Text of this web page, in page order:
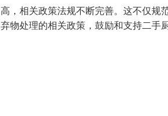
，相关政策法规不断完善。这不仅规
物处理的相关政策，鼓励和支持二手